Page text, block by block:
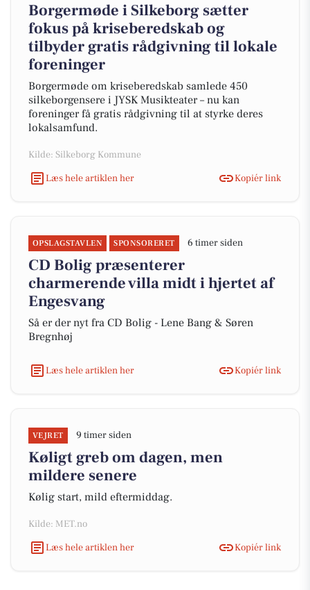
Borgermøde i Silkeborg sætter
fokus på kriseberedskab og
tilbyder gratis rådgivning til lokale
foreninger
Borgermøde om kriseberedskab samlede 450
silkeborgensere i JYSK Musikteater – nu kan
foreninger få gratis rådgivning til at styrke deres
lokalsamfund.
Kilde: Silkeborg Kommune
Læs hele artiklen her
Kopiér link
OPSLAGSTAVLEN SPONSORERET 6 timer siden
CD Bolig præsenterer
charmerende villa midt i hjertet af
Engesvang
Så er der nyt fra CD Bolig - Lene Bang & Søren
Bregnhøj
Læs hele artiklen her Kopiér link
VEJRET 9 timer siden
Køligt greb om dagen, men
mildere senere
Kølig start, mild eftermiddag.
Kilde: MET.no
Læs hele artiklen her
Kopiér link